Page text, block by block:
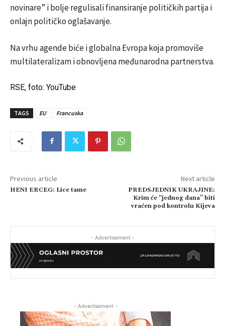
novinare” i bolje regulisali finansiranje političkih partija i
onlajn političko oglašavanje.
Na vrhu agende biće i globalna Evropa koja promoviše
multilateralizam i obnovljena međunarodna partnerstva.
RSE, foto: YouTube
TAGS EU Francuska
Previous article
HENI ERCEG: Lice tame
Next article
PREDSJEDNIK UKRAJINE:
Krim će “jednog dana” biti
vraćen pod kontrolu Kijeva
- Advertisement -
- Advertisement -